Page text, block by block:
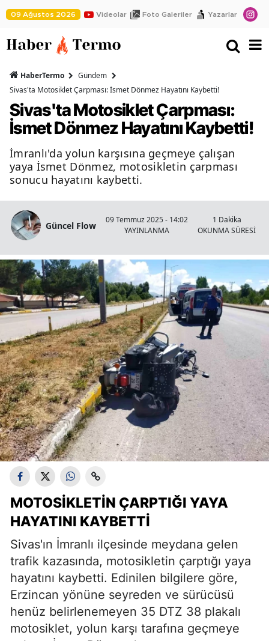
09 Ağustos 2026 Videolar Foto Galeriler Yazarlar
HaberTermo
Gündem
Sivas'ta Motosiklet Çarpması: İsmet Dönmez Hayatını Kaybetti!
Sivas'ta Motosiklet Çarpması:
İsmet Dönmez Hayatını Kaybetti!
İmranlı'da yolun karşısına geçmeye çalışan
yaya İsmet Dönmez, motosikletin çarpması
sonucu hayatını kaybetti.
Güncel Flow
09 Temmuz 2025 - 14:02
YAYINLANMA
1 Dakika
OKUNMA SÜRESİ
MOTOSIKLETIN ÇARPTIĞI YAYA
HAYATINI KAYBETTI
Sivas'ın İmranlı ilçesinde meydana gelen
trafik kazasında, motosikletin çarptığı yaya
hayatını kaybetti. Edinilen bilgilere göre,
Erzincan yönüne seyreden ve sürücüsü
henüz belirlenemeyen 35 DTZ 38 plakalı
motosiklet, yolun karşı tarafına geçmeye